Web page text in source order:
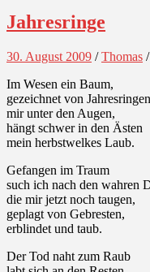
Jahresringe
30. August 2009 /Thomas /
Im Wesen ein Baum,
gezeichnet von Jahresringen
mir unter den Augen,
hängt schwer in den Ästen
mein herbstwelkes Laub.
Gefangen im Traum
such ich nach den wahren
die mir jetzt noch taugen,
geplagt von Gebresten,
erblindet und taub.
Der Tod naht zum Raub